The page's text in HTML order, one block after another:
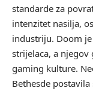
standarde za
intenzitet nasilja,
industriju. Doom
strijelaca, a
gaming kulture.
Bethesde